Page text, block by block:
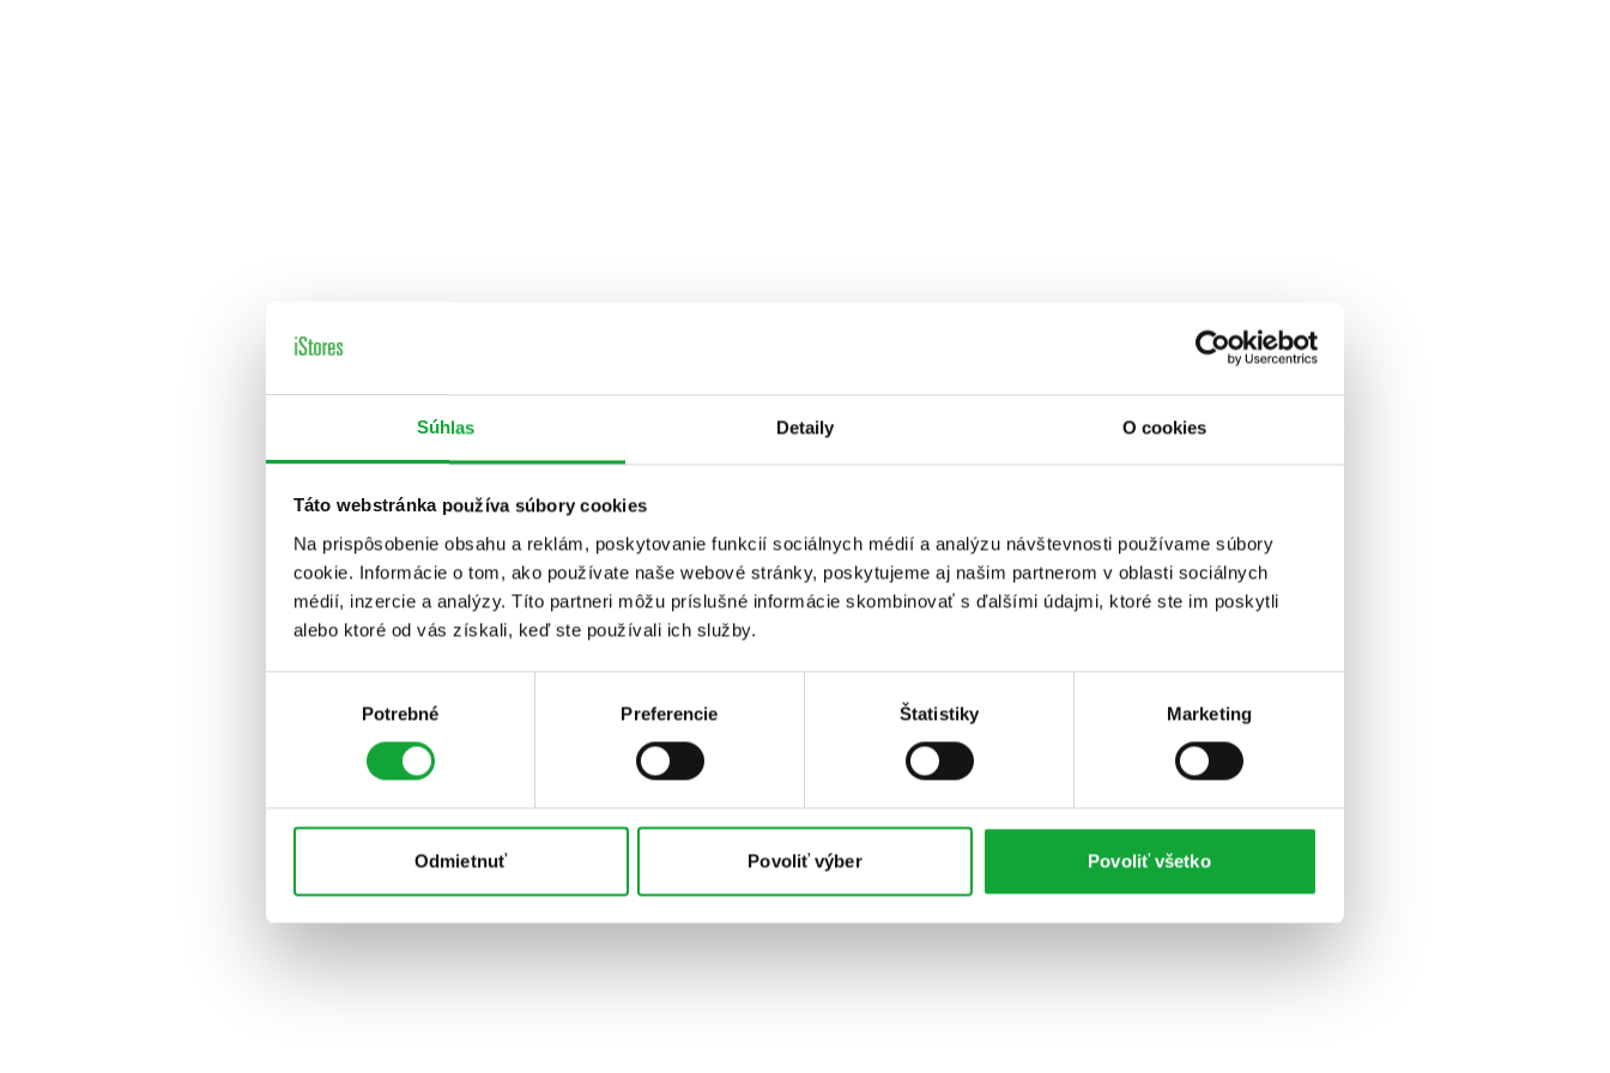
Súhlas Detaily O cookies
Táto webstránka používa súbory cookies
Na prispôsobenie obsahu a reklám, poskytovanie funkcií sociálnych médií a analýzu návštevnosti používame súbory
cookie. Informácie o tom, ako používate naše webové stránky, poskytujeme aj našim partnerom v oblasti sociálnych
médií, inzercie a analýzy. Títo partneri môžu príslušné informácie skombinovať s ďalšími údajmi, ktoré ste im poskytli
alebo ktoré od vás získali, keď ste používali ich služby.
Potrebné Preferencie Štatistiky Marketing
Odmietnuť Povoliť výber Povoliť všetko